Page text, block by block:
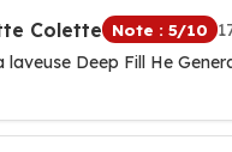
Colette Note : 5/10
laveuse Deep Fill He